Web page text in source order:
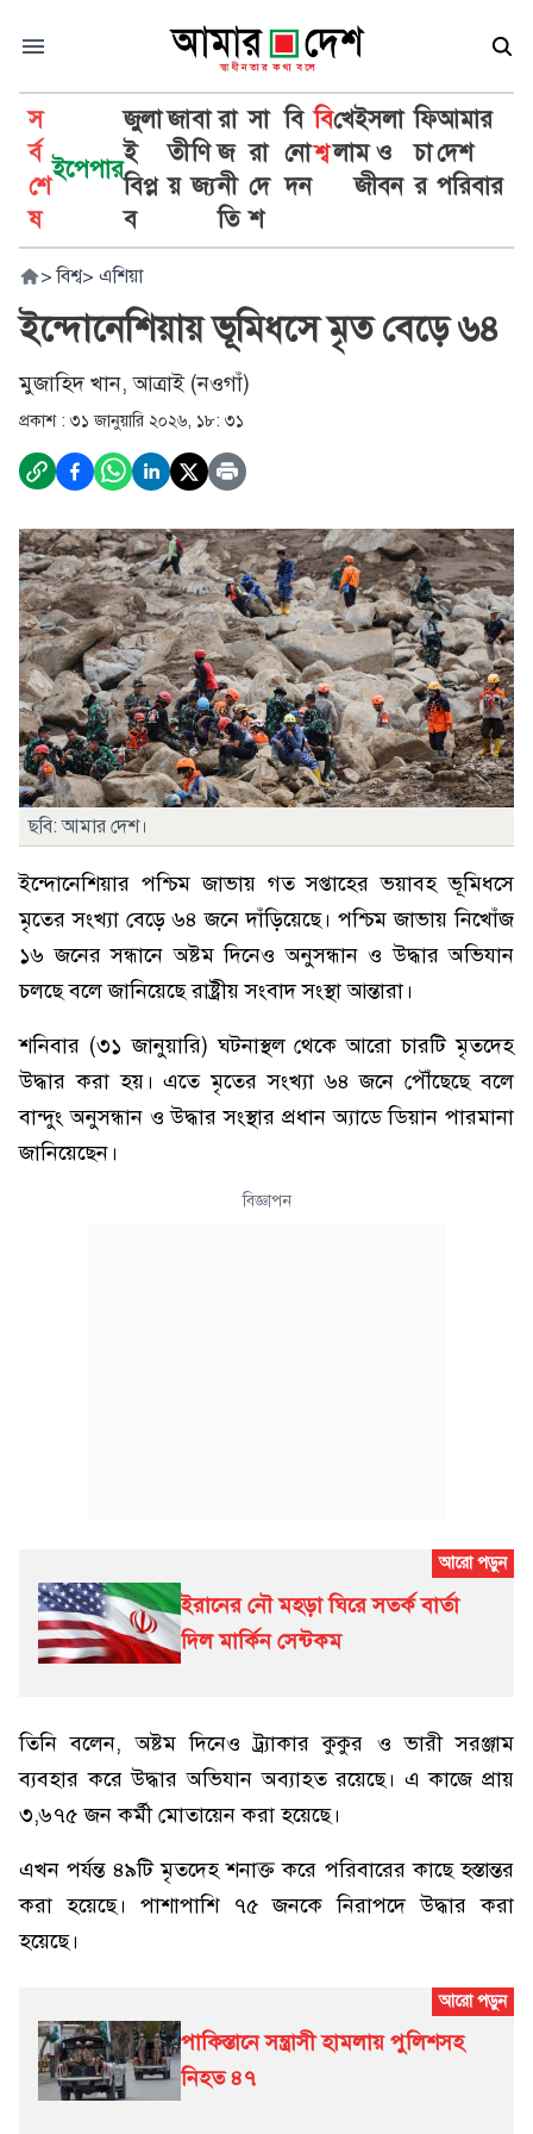
স
র্ব
শে
ষ
ইপেপার
জুলা
ই
বিপ্ল
ব
জা
তী
য়
বা
ণি
জ্য
রা
জ
নী
তি
সা
রা
দে
শ
বি
নো
দন
বি
শ্ব
খে
লা
ইসলা
ম ও
জীবন
ফি
চা
র
আমার
দেশ
পরিবার
> বিশ্ব> এশিয়া
ইন্দোনেশিয়ায় ভূমিধসে মৃত বেড়ে ৬৪
মুজাহিদ খান, আত্রাই (নওগাঁ)
প্রকাশ : ৩১ জানুয়ারি ২০২৬, ১৮: ৩১
ছবি: আমার দেশ।
ইন্দোনেশিয়ার পশ্চিম জাভায় গত সপ্তাহের ভয়াবহ ভূমিধসে
মৃতের সংখ্যা বেড়ে ৬৪ জনে দাঁড়িয়েছে। পশ্চিম জাভায় নিখোঁজ
১৬ জনের সন্ধানে অষ্টম দিনেও অনুসন্ধান ও উদ্ধার অভিযান
চলছে বলে জানিয়েছে রাষ্ট্রীয় সংবাদ সংস্থা আন্তারা।
শনিবার (৩১ জানুয়ারি) ঘটনাস্থল থেকে আরো চারটি মৃতদেহ
উদ্ধার করা হয়। এতে মৃতের সংখ্যা ৬৪ জনে পৌঁছেছে বলে
বান্দুং অনুসন্ধান ও উদ্ধার সংস্থার প্রধান অ্যাডে ডিয়ান পারমানা
জানিয়েছেন।
বিজ্ঞাপন
ইরানের নৌ মহড়া ঘিরে সতর্ক বার্তা
দিল মার্কিন সেন্টকম
তিনি বলেন, অষ্টম দিনেও ট্র্যাকার কুকুর ও ভারী সরঞ্জাম
ব্যবহার করে উদ্ধার অভিযান অব্যাহত রয়েছে। এ কাজে প্রায়
৩,৬৭৫ জন কর্মী মোতায়েন করা হয়েছে।
এখন পর্যন্ত ৪৯টি মৃতদেহ শনাক্ত করে পরিবারের কাছে হস্তান্তর
করা হয়েছে। পাশাপাশি ৭৫ জনকে নিরাপদে উদ্ধার করা
হয়েছে।
পাকিস্তানে সন্ত্রাসী হামলায় পুলিশসহ
নিহত ৪৭